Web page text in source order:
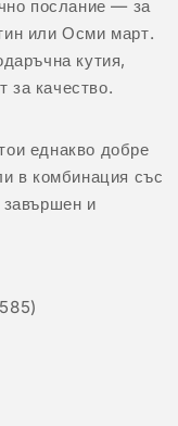
послание — за
или Осми март.
кутия,
за качество.
еднакво добре
в комбинация със
завършен и